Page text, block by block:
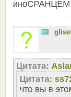
иноСРАНЦЕМ
Цитата:
Цитата:
что вы в